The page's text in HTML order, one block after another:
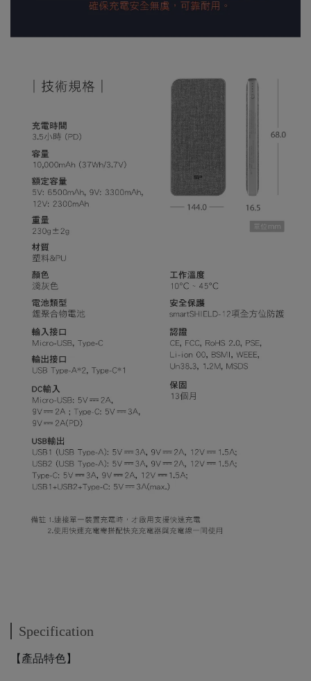
Specification
【產品特色】